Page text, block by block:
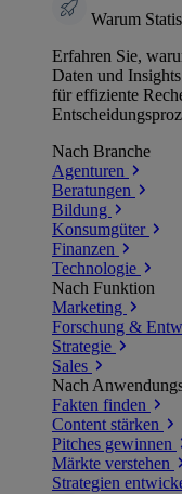
Warum
Erfahren Sie,
Daten und
für effiziente
Nach Branche
Agenturen
Beratungen
Bildung
Konsumgüter
Finanzen
Technologie
Nach Funktion
Marketing
Forschung &
Strategie
Sales
Nach
Fakten finden
Content stärken
Pitches gewinnen
Märkte verstehen
Strategien